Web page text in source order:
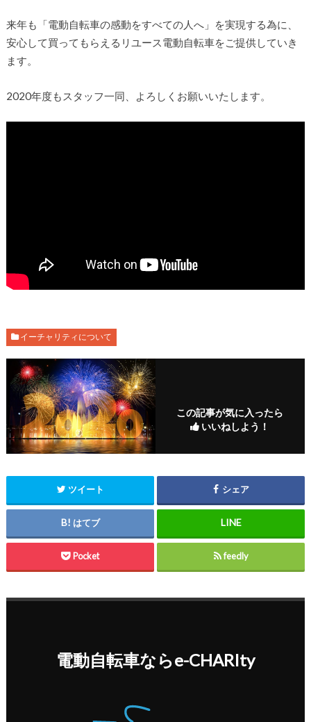
来年も「電動自転車の感動をすべての人へ」を実現する為に、
安心して買ってもらえるリユース電動自転車をご提供していき
ます。
2020年度もスタッフ一同、よろしくお願いいたします。
イーチャリティについて
この記事が気に入ったら
いいねしよう！
ツイート シェア
はてブ
Pocket feedly
電動自転車ならe-CHARIty